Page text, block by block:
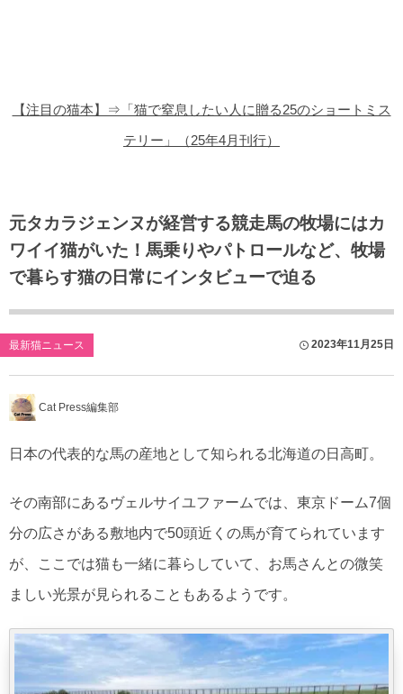
【注目の猫本】⇒「猫で窒息したい人に贈る25のショートミス
テリー」（25年4月刊行）
元タカラジェンヌが経営する競走馬の牧場にはカ
ワイイ猫がいた！馬乗りやパトロールなど、牧場
で暮らす猫の日常にインタビューで迫る
最新猫ニュース 2023年11月25日
Cat Press編集部
日本の代表的な馬の産地として知られる北海道の日高町。
その南部にあるヴェルサイユファームでは、東京ドーム7個
分の広さがある敷地内で50頭近くの馬が育てられています
が、ここでは猫も一緒に暮らしていて、お馬さんとの微笑
ましい光景が見られることもあるようです。
猫のゲーム・アプリ
猫のフリー写真素材